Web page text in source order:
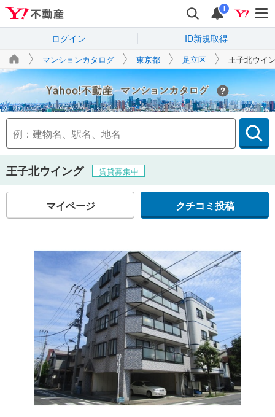
i
ログイン ID新規取得
マンションカタログ 東京都 足立区 王子北ウイ
Yahoo!不動産
王子北ウイング 賃貸募集中
マイページ クチコミ投稿